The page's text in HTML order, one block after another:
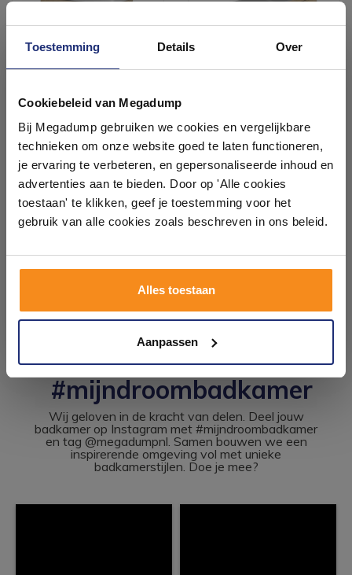
Toestemming Details Over
Cookiebeleid van Megadump
Bij Megadump gebruiken we cookies en vergelijkbare
technieken om onze website goed te laten functioneren,
je ervaring te verbeteren, en gepersonaliseerde inhoud en
advertenties aan te bieden. Door op 'Alle cookies
toestaan' te klikken, geef je toestemming voor het
gebruik van alle cookies zoals beschreven in ons beleid.
Alles toestaan
Aanpassen
Badkamermeubel Best
Design Quick 2 Laden
Greeploos 65 cm Eiken Met
Wastafel
Vóór 14:00 besteld,
volgende werkdag in huis
794,40
Meer info
Badkamermeubel Best
Design Beauty 4 Laden
Greeploos 140 cm Eiken
Zonder Wastafel
Vóór 14:00 besteld,
volgende werkdag in huis
1.454,90
1.202,40
Meer info
1 2 3 4 5 17
#mijndroombadkamer
Wij geloven in de kracht van delen. Deel jouw
badkamer op Instagram met #mijndroombadkamer
en tag @megadumpnl. Samen bouwen we een
inspirerende omgeving vol met unieke
badkamerstijlen. Doe je mee?
badkamers in onze 1000 m²
showroom
Laat je inspireren door 21 volledig ingerichte
badkameropstellingen – van compact tot luxe. Onze
ervaren adviseurs helpen je persoonlijk, en je vindt
tegels & sanitair direct uit voorraad. Gratis parkeren
op eigen terrein.
Kom langs en ervaar zelf het verschil!